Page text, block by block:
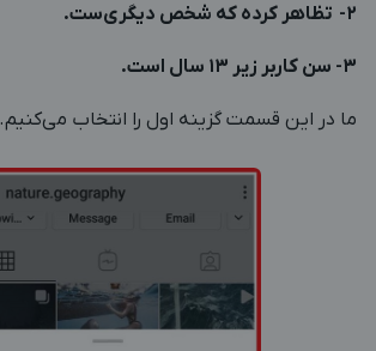
2- تظاهر کرده که شخص دیگری‌ست.
3- سن کاربر زیر 13 سال است.
ما در این قسمت گزینه اول را انتخاب می‌کنیم.